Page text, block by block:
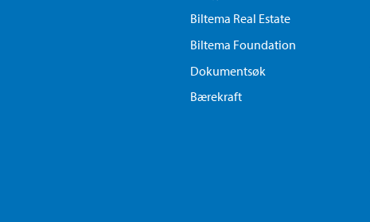
Biltema Real Estate
Biltema Foundation
Dokumentsøk
Bærekraft